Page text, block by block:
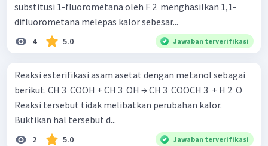
substitusi 1-fluorometana oleh F 2 ​ menghasilkan 1,1-
difluorometana melepas kalor sebesar...
4 5.0 Jawaban terverifikasi
Reaksi esterifikasi asam asetat dengan metanol sebagai
berikut. CH 3 ​ COOH + CH 3 ​ OH → CH 3 ​ COOCH 3 ​ + H 2 ​ O
Reaksi tersebut tidak melibatkan perubahan kalor.
Buktikan hal tersebut d...
2 5.0 Jawaban terverifikasi